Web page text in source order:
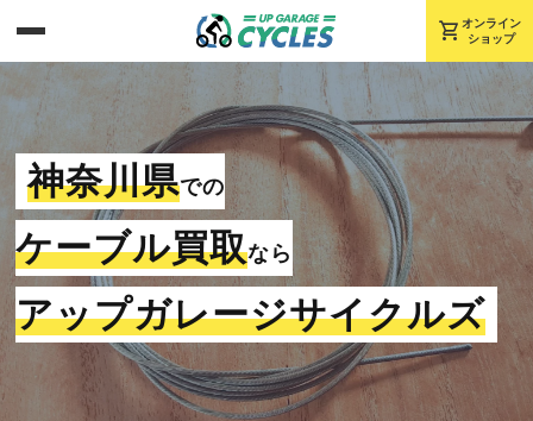
shopping_cart オンライン
ショップ
神奈川県での
ケーブル買取なら
アップガレージサイクルズ